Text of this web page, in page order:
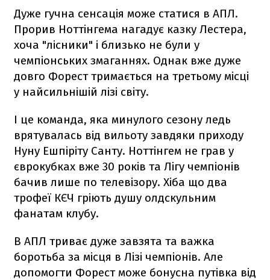
Дуже гучна сенсація може статися в АПЛ.
Прорив Ноттінгема нагадує казку Лестера,
хоча "лісники" і близько не були у
чемпіонських змаганнях. Однак вже дуже
довго Форест тримається на третьому місці
у найсильнішій лізі світу.
І це команда, яка минулого сезону ледь
врятувалась від вильоту завдяки приходу
Нуну Ешпіріту Санту. Ноттінгем не грав у
єврокубках вже 30 років та Лігу чемпіонів
бачив лише по телевізору. Хіба що два
трофеї КЄЧ гріють душу олдскульним
фанатам клубу.
В АПЛ триває дуже завзята та важка
боротьба за місця в Лізі чемпіонів. Але
допомогти Форест може бонусна путівка від